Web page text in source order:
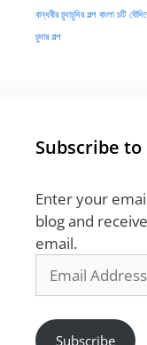
বান্ধবীর চুদাচুদির গল্প বাংলা চটি
চুদার গল্প
Subscribe to
Enter your
blog and
email.
Address
Subscribe